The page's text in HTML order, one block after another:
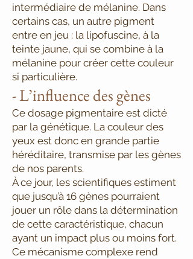
intermédiaire de mélanine. Dans
certains cas, un autre pigment
entre en jeu : la lipofuscine, à la
teinte jaune, qui se combine à la
mélanine pour créer cette couleur
si particulière.
- L’influence des gènes
Ce dosage pigmentaire est dicté
par la génétique. La couleur des
yeux est donc en grande partie
héréditaire, transmise par les gènes
de nos parents.
À ce jour, les scientifiques estiment
que jusqu’à 16 gènes pourraient
jouer un rôle dans la détermination
de cette caractéristique, chacun
ayant un impact plus ou moins fort.
Ce mécanisme complexe rend